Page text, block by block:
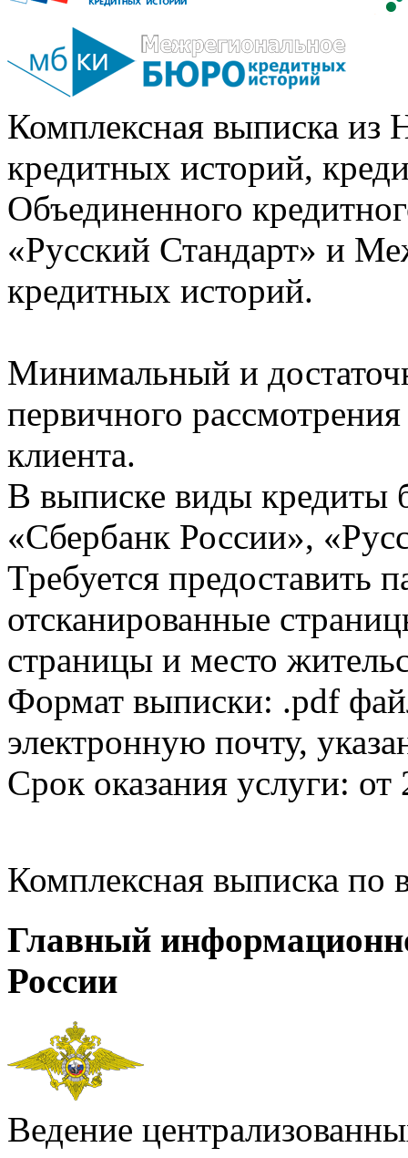
Комплексная выписка из
кредитных историй,
Объединенного
«Русский Стандарт» и
кредитных историй.
Минимальный и
первичного
клиента.
В выписке виды кредиты
«Сбербанк России»,
Требуется предоставить
отсканированные
страницы и место
Формат выписки: .pdf
электронную почту,
Срок оказания услуги: от
Комплексная выписка
Главный
России
Ведение